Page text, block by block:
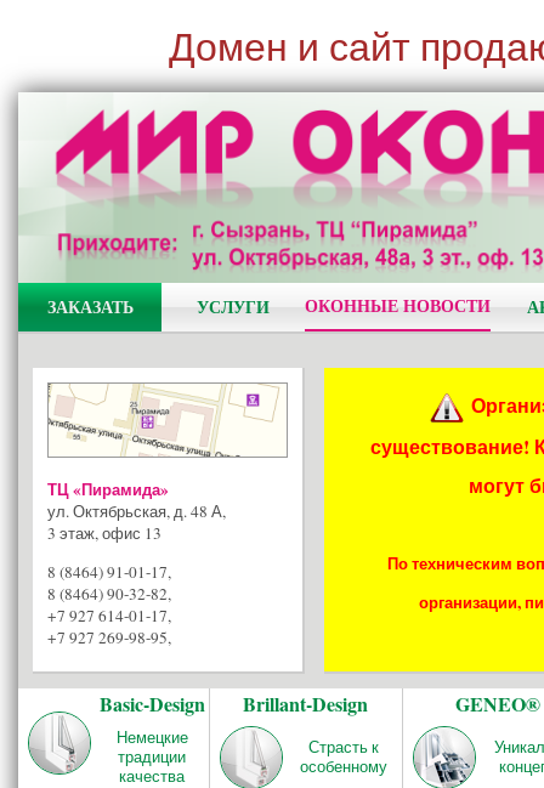
Домен и сайт
ЗАКАЗАТЬ УСЛУГИ ОКОННЫЕ НОВОСТИ
ТЦ «Пирамида»
ул. Октябрьская, д. 48 А,
3 этаж, офис 13
8 (8464) 91-01-17,
8 (8464) 90-32-82,
+7 927 614-01-17,
+7 927 269-98-95,
существование!
могут
По техническим
организации,
Basic-Design
Немецкие
традиции
качества
Brillant-Design
Страсть к
особенному
GENEO®